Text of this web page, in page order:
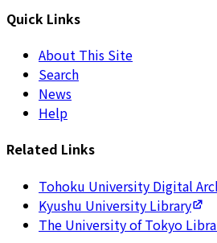
Quick Links
About This Site
Search
News
Help
Related Links
Tohoku University Digital
Kyushu University Library
The University of Tokyo